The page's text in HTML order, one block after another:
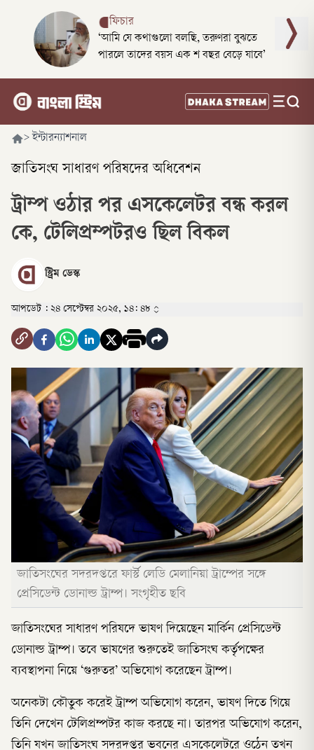
ফিচার
‘আমি যে কথাগুলো বলছি, তরুণরা বুঝতে
পারলে তাদের বয়স এক শ বছর বেড়ে যাবে’
> ইন্টারন্যাশনাল
জাতিসংঘ সাধারণ পরিষদের অধিবেশন
ট্রাম্প ওঠার পর এসকেলেটর বন্ধ করল
কে, টেলিপ্রম্পটরও ছিল বিকল
স্ট্রিম ডেস্ক
আপডেট : ২৪ সেপ্টেম্বর ২০২৫, ১৪: ৪৮
জাতিসংঘের সদরদপ্তরে ফার্স্ট লেডি মেলানিয়া ট্রাম্পের সঙ্গে
প্রেসিডেন্ট ডোনাল্ড ট্রাম্প। সংগৃহীত ছবি
জাতিসংঘের সাধারণ পরিষদে ভাষণ দিয়েছেন মার্কিন প্রেসিডেন্ট
ডোনাল্ড ট্রাম্প। তবে ভাষণের শুরুতেই জাতিসংঘ কর্তৃপক্ষের
ব্যবস্থাপনা নিয়ে ‘গুরুতর’ অভিযোগ করেছেন ট্রাম্প।
অনেকটা কৌতুক করেই ট্রাম্প অভিযোগ করেন, ভাষণ দিতে গিয়ে
তিনি দেখেন টেলিপ্রম্পটর কাজ করছে না। তারপর অভিযোগ করেন,
তিনি যখন জাতিসংঘ সদরদপ্তর ভবনের এসকেলেটরে ওঠেন তখন